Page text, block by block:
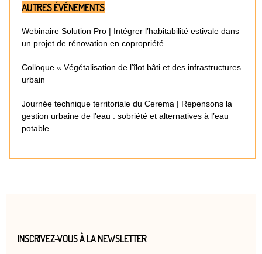
AUTRES ÉVÉNEMENTS
Webinaire Solution Pro | Intégrer l’habitabilité estivale dans
un projet de rénovation en copropriété
Colloque « Végétalisation de l’îlot bâti et des infrastructures
urbain
Journée technique territoriale du Cerema | Repensons la
gestion urbaine de l’eau : sobriété et alternatives à l’eau
potable
INSCRIVEZ-VOUS À LA NEWSLETTER